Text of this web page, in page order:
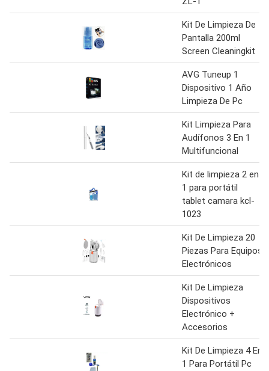
Kit De Limpieza De
Pantalla 200ml
Screen Cleaningkit
AVG Tuneup 1
Dispositivo 1 Año
Limpieza De Pc
Kit Limpieza Para
Audífonos 3 En 1
Multifuncional
Kit de limpieza 2 en
1 para portátil
tablet camara kcl-
1023
Kit De Limpieza 20
Piezas Para Equipos
Electrónicos
Kit De Limpieza
Dispositivos
Electrónico +
Accesorios
Kit De Limpieza 4 En
1 Para Portátil Pc